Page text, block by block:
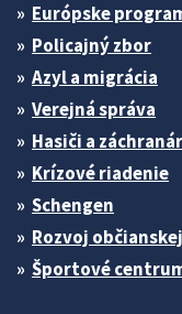
Európske
Policajný zbor
Azyl a migrácia
Verejná správa
Hasiči a
Krízové riadenie
Schengen
Rozvoj
Športové